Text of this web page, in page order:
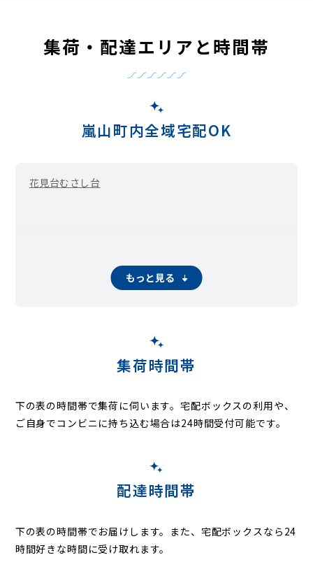
集荷・配達エリアと時間帯
嵐山町内全域宅配OK
花見台むさし台
もっと見る
集荷時間帯
下の表の時間帯で集荷に伺います。宅配ボックスの利用や、
ご自身でコンビニに持ち込む場合は24時間受付可能です。
配達時間帯
下の表の時間帯でお届けします。また、宅配ボックスなら24
時間好きな時間に受け取れます。